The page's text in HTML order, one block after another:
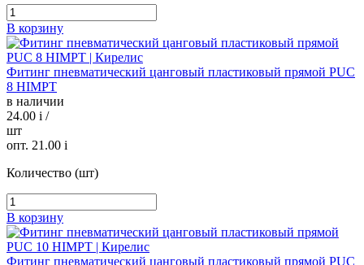
В корзину
Фитинг пневматический цанговый пластиковый прямой PUC
8 HIMPT
в наличии
24.00 i /
шт
опт. 21.00 i
Количество (шт)
В корзину
Фитинг пневматический цанговый пластиковый прямой PUC